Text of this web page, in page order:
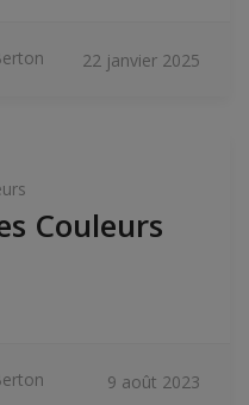
22 janvier 2025
Couleurs
9 août 2023